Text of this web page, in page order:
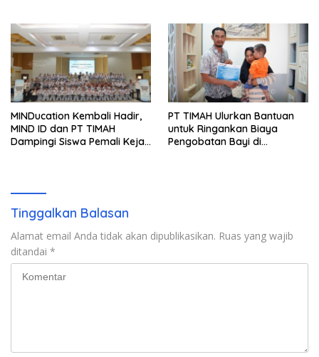
MINDucation Kembali Hadir,
MIND ID dan PT TIMAH
Dampingi Siswa Pemali Kejar
PT TIMAH Ulurkan Bantuan
untuk Ringankan Biaya
Pengobatan Bayi di
Tinggalkan Balasan
Alamat email Anda tidak akan dipublikasikan. Ruas yang wajib
ditandai *